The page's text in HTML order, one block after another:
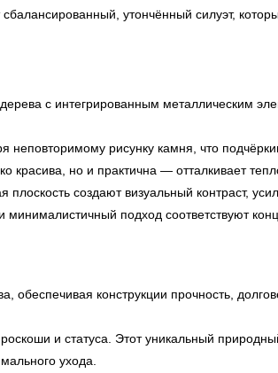
утончённый силуэт,
с интегрированным металлическим
неповторимому рисунку камня, что
красива, но и практична — отталкивает
создают визуальный контраст,
подход соответствуют
обеспечивая конструкции прочность,
и статуса. Этот уникальный
ухода.